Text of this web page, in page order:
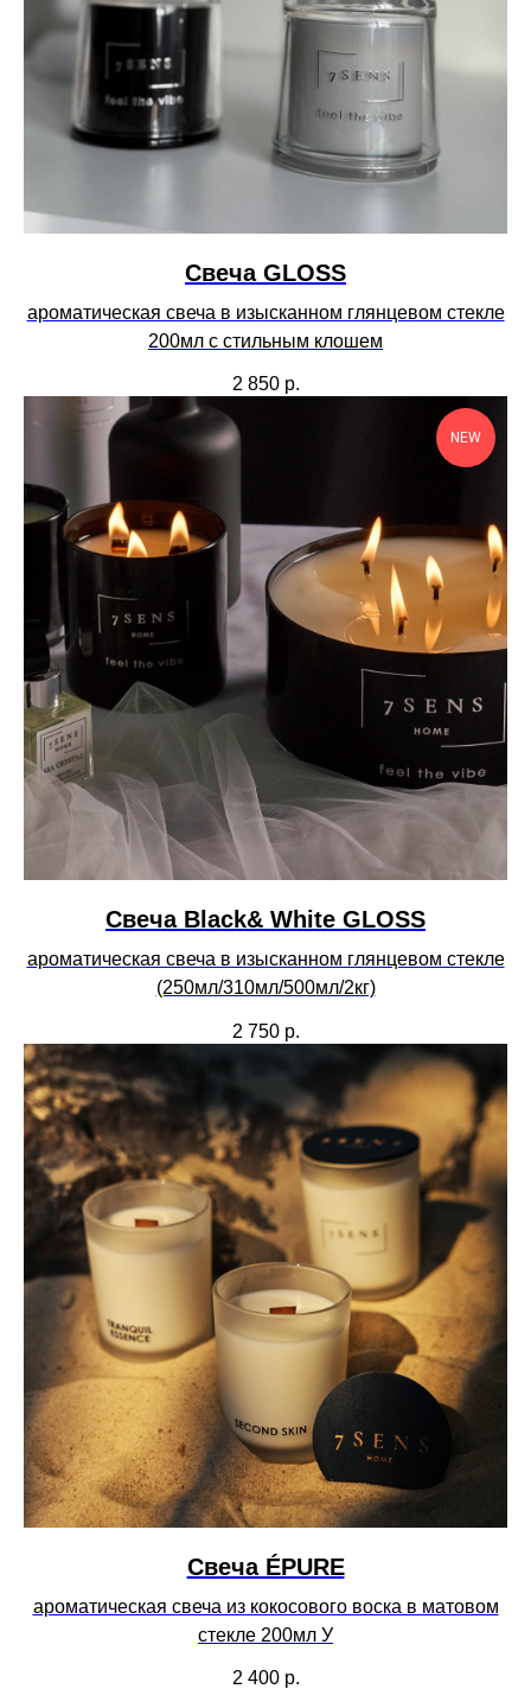
Свеча GLOSS
ароматическая свеча в изысканном глянцевом стекле
200мл с стильным клошем
2 850 р.
NEW
Свеча Black& White GLOSS
ароматическая свеча в изысканном глянцевом стекле
(250мл/310мл/500мл/2кг)
2 750 р.
Свеча ÉPURE
ароматическая свеча из кокосового воска в матовом
стекле 200мл У
2 400 р.